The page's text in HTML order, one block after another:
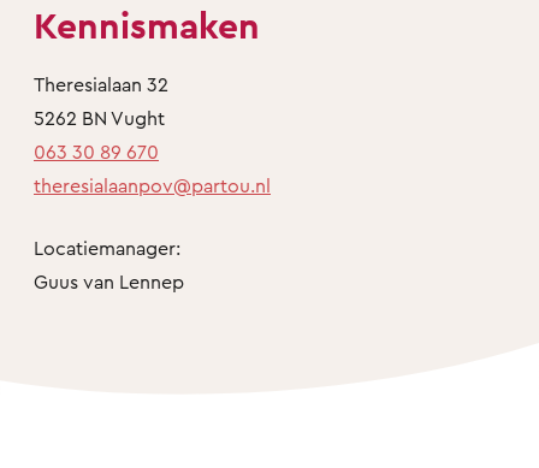
Kennismaken
Theresialaan 32
5262 BN Vught
063 30 89 670
theresialaanpov@partou.nl
Locatiemanager:
Guus van Lennep